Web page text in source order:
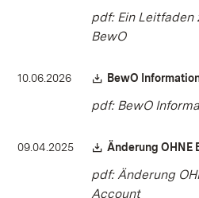
pdf: Ein Leitfaden
BewO
10.06.2026 Download:
BewO
pdf: BewO
09.04.2025 Download:
Änderung OHNE
pdf: Änderung
Account